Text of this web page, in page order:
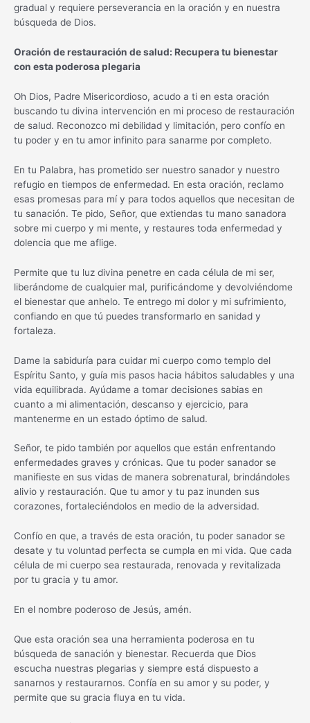
gradual y requiere perseverancia en la oración y en nuestra
búsqueda de Dios.
Oración de restauración de salud: Recupera tu bienestar
con esta poderosa plegaria
Oh Dios, Padre Misericordioso, acudo a ti en esta oración
buscando tu divina intervención en mi proceso de restauración
de salud. Reconozco mi debilidad y limitación, pero confío en
tu poder y en tu amor infinito para sanarme por completo.
En tu Palabra, has prometido ser nuestro sanador y nuestro
refugio en tiempos de enfermedad. En esta oración, reclamo
esas promesas para mí y para todos aquellos que necesitan de
tu sanación. Te pido, Señor, que extiendas tu mano sanadora
sobre mi cuerpo y mi mente, y restaures toda enfermedad y
dolencia que me aflige.
Permite que tu luz divina penetre en cada célula de mi ser,
liberándome de cualquier mal, purificándome y devolviéndome
el bienestar que anhelo. Te entrego mi dolor y mi sufrimiento,
confiando en que tú puedes transformarlo en sanidad y
fortaleza.
Dame la sabiduría para cuidar mi cuerpo como templo del
Espíritu Santo, y guía mis pasos hacia hábitos saludables y una
vida equilibrada. Ayúdame a tomar decisiones sabias en
cuanto a mi alimentación, descanso y ejercicio, para
mantenerme en un estado óptimo de salud.
Señor, te pido también por aquellos que están enfrentando
enfermedades graves y crónicas. Que tu poder sanador se
manifieste en sus vidas de manera sobrenatural, brindándoles
alivio y restauración. Que tu amor y tu paz inunden sus
corazones, fortaleciéndolos en medio de la adversidad.
Confío en que, a través de esta oración, tu poder sanador se
desate y tu voluntad perfecta se cumpla en mi vida. Que cada
célula de mi cuerpo sea restaurada, renovada y revitalizada
por tu gracia y tu amor.
En el nombre poderoso de Jesús, amén.
Que esta oración sea una herramienta poderosa en tu
búsqueda de sanación y bienestar. Recuerda que Dios
escucha nuestras plegarias y siempre está dispuesto a
sanarnos y restaurarnos. Confía en su amor y su poder, y
permite que su gracia fluya en tu vida.